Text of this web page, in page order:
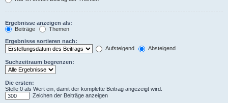
Ergebnisse anzeigen als:
Beiträge
Themen
Ergebnisse sortieren nach:
Aufsteigend
Absteigend
Suchzeitraum begrenzen:
Die ersten:
Stelle 0 als Wert ein, damit der komplette Beitrag angezeigt wird.
Zeichen der Beiträge anzeigen